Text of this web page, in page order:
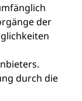
der
durch die